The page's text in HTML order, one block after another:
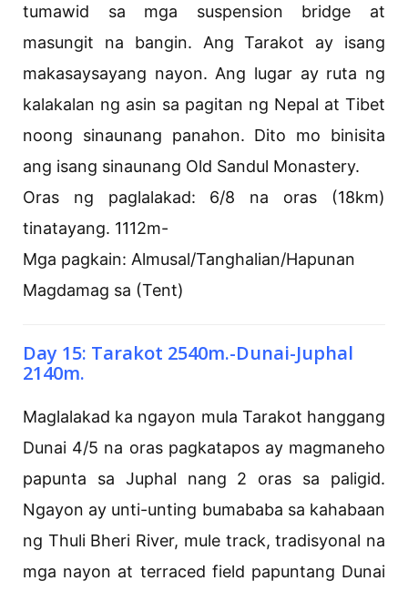
tumawid sa mga suspension bridge at
masungit na bangin. Ang Tarakot ay isang
makasaysayang nayon. Ang lugar ay ruta ng
kalakalan ng asin sa pagitan ng Nepal at Tibet
noong sinaunang panahon. Dito mo binisita
ang isang sinaunang Old Sandul Monastery.
Oras ng paglalakad: 6/8 na oras (18km)
tinatayang. 1112m-
Mga pagkain: Almusal/Tanghalian/Hapunan
Magdamag sa (Tent)
Day 15: Tarakot 2540m.-Dunai-Juphal
2140m.
Maglalakad ka ngayon mula Tarakot hanggang
Dunai 4/5 na oras pagkatapos ay magmaneho
papunta sa Juphal nang 2 oras sa paligid.
Ngayon ay unti-unting bumababa sa kahabaan
ng Thuli Bheri River, mule track, tradisyonal na
mga nayon at terraced field papuntang Dunai